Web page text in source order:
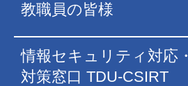
教職員の皆様
情報セキュリティ対応・
対策窓口 TDU-CSIRT